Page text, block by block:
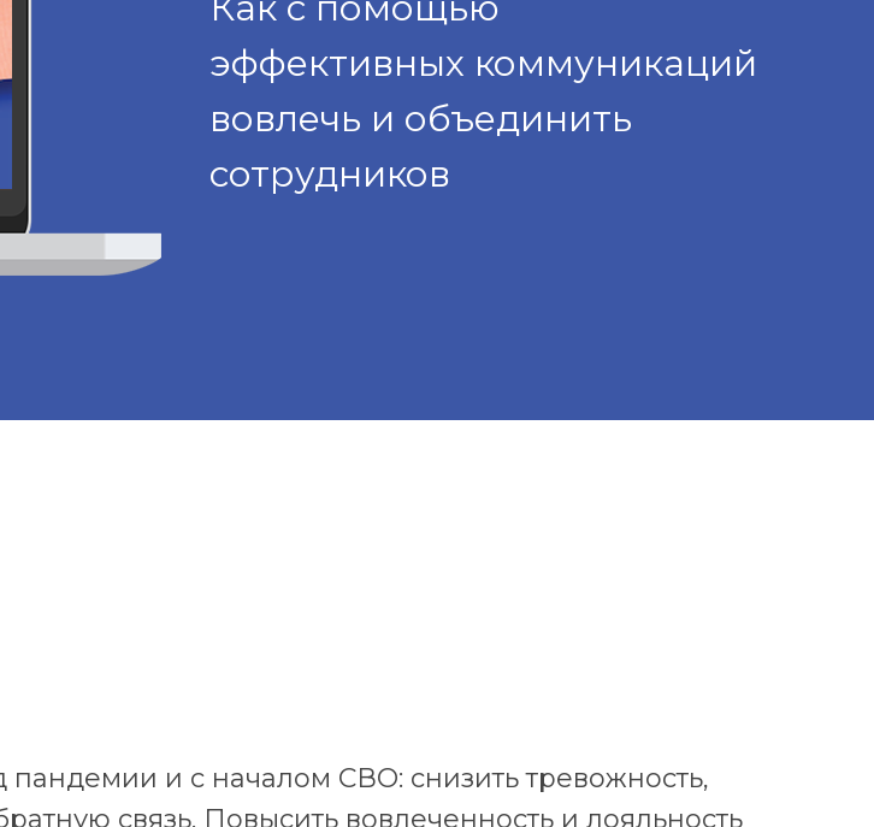
эффективных коммуникаций
вовлечь и объединить
сотрудников
и с началом СВО: снизить тревожность,
связь. Повысить вовлеченность и лояльность